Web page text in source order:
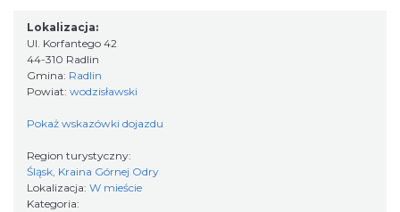
Lokalizacja:
Ul. Korfantego 42
44-310 Radlin
Gmina: Radlin
Powiat: wodzisławski
Pokaż wskazówki dojazdu
Region turystyczny:
Śląsk, Kraina Górnej Odry
Lokalizacja: W mieście
Kategoria: